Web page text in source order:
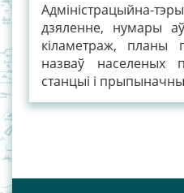
Адміністрацыйна-
дзяленне, нумары
кіламетраж, планы
назваў населеных
станцыі і